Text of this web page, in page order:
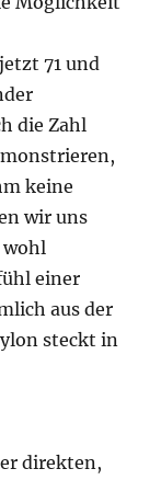
71 und
die Zahl
keine
wir uns
wohl
einer
aus der
steckt in
direkten,